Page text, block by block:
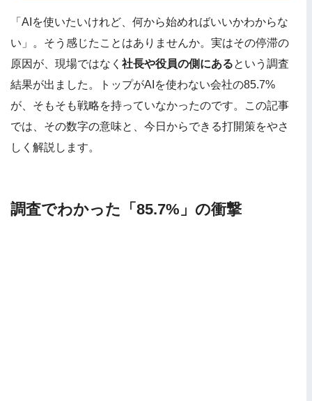
「AIを使いたいけれど、何から始めればいいかわからな
い」。そう感じたことはありませんか。実はその停滞の
原因が、現場ではなく 社長や役員の側にあるという調査
結果が出ました。トップがAIを使わない会社の85.7%
が、そもそも戦略を持っていなかったのです。この記事
では、その数字の意味と、今日からできる打開策をやさ
しく解説します。
調査でわかった「85.7%」の衝撃